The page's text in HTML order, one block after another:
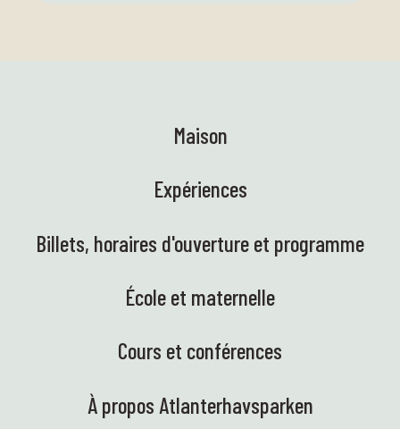
Maison
Expériences
Billets, horaires d'ouverture et programme
École et maternelle
Cours et conférences
À propos Atlanterhavsparken